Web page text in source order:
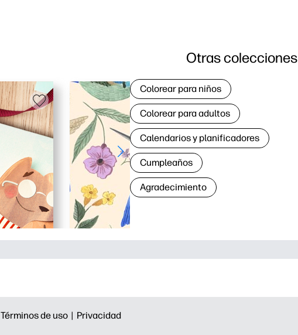
Otras colecciones
Colorear para niños
Colorear para adultos
Calendarios y planificadores
Cumpleaños
Agradecimiento
Términos de uso | Privacidad